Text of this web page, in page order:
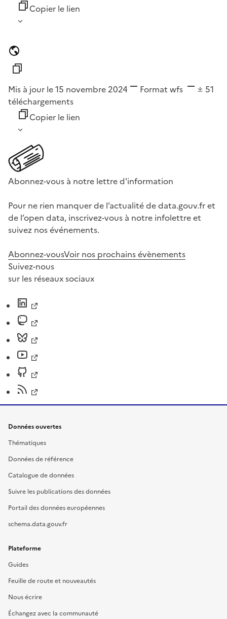
Copier le lien
Mis à jour le 15 novembre 2024 Format wfs
51
téléchargements
Copier le lien
Abonnez-vous à notre lettre d'information
Pour ne rien manquer de l’actualité de data.gouv.fr et
de l’open data, inscrivez-vous à notre infolettre et
suivez nos événements.
Abonnez-vousVoir nos prochains évènements
Suivez-nous
sur les réseaux sociaux
Données ouvertes
Thématiques
Données de référence
Catalogue de données
Suivre les publications des données
Portail des données européennes
schema.data.gouv.fr
Plateforme
Guides
Feuille de route et nouveautés
Nous écrire
Échangez avec la communauté